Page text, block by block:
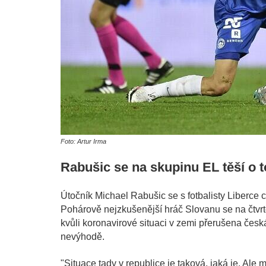
Foto: Artur Irma
Rabušic se na skupinu EL těší o
Útočník Michael Rabušic se s fotbalisty Liberce
Pohárově nejzkušenější hráč Slovanu se na
kvůli koronavirové situaci v zemi přerušena
nevýhodě.
"Situace tady v republice je taková, jaká je. Ale